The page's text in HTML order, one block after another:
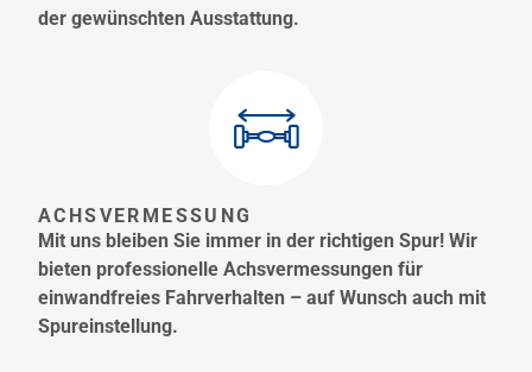
der gewünschten Ausstattung.
ACHSVERMESSUNG
Mit uns bleiben Sie immer in der richtigen Spur! Wir
bieten professionelle Achsvermessungen für
einwandfreies Fahrverhalten – auf Wunsch auch mit
Spureinstellung.